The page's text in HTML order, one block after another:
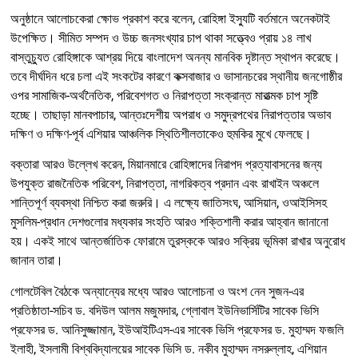
অনুষ্ঠানে আলোচকেরা ক্ষোভ প্রকাশ করে বলেন, রোহিঙ্গা ইস্যুটি বর্তমানে অনেকটাই
উপেক্ষিত। সীমিত সম্পদ ও উচ্চ জনসংখ্যার চাপ থাকা সত্ত্বেও প্রায় ১৪ লাখ
বাস্তুচ্যুত রোহিঙ্গাকে আশ্রয় দিয়ে বাংলাদেশ অনন্য মানবিক দৃষ্টান্ত স্থাপন করেছে।
তবে দীর্ঘদিন ধরে চলা এই সংকটের কারণে কক্সবাজার ও ভাসানচরের স্থানীয় জনগোষ্ঠীর
ওপর সামাজিক-অর্থনৈতিক, পরিবেশগত ও নিরাপত্তা সংক্রান্ত মারাত্মক চাপ সৃষ্টি
হচ্ছে। তাছাড়া মানবপাচার, আন্তঃদেশীয় অপরাধ ও সমুদ্রপথের নিরাপত্তার অভাব
দক্ষিণ ও দক্ষিণ-পূর্ব এশিয়ার আঞ্চলিক স্থিতিশীলতাকেও হুমকির মুখে ফেলছে।
বক্তারা আরও উল্লেখ করেন, মিয়ানমারে রোহিঙ্গাদের নিরাপদ প্রত্যাবাসনের জন্য
উপযুক্ত রাজনৈতিক পরিবেশ, নিরাপত্তা, নাগরিকত্ব প্রদান এবং রাখাইন অঞ্চলে
শান্তিপূর্ণ ব্যবস্থা নিশ্চিত করা জরুরি। এ লক্ষ্যে জাতিসংঘ, আসিয়ান, ওআইসিসহ
মুসলিম-প্রধান দেশগুলোর মধ্যকার সংহতি আরও শক্তিশালী করার আহ্বান জানানো
হয়। একই সাথে আন্তর্জাতিক ফোরামে তুরস্ককে আরও সক্রিয় ভূমিকা রাখার অনুরোধ
জানান তারা।
গোলটেবিল বৈঠকে অন্যান্যের মধ্যে আরও আলোচনা ও অংশ নেন সুজন-এর
প্রতিষ্ঠাতা-সচিব ড. বদিউল আলম মজুমদার, গ্লোবাল ইউনিভার্সিটির সাবেক ভিসি
প্রফেসর ড. আনিসুজ্জামান, ইউআইটিএস-এর সাবেক ভিসি প্রফেসর ড. মুহাম্মদ ফজলি
ইলাহী, ইসলামী বিশ্ববিদ্যালয়ের সাবেক ভিসি ড. নকীব মুহাম্মদ নসরুল্লাহ, এশিয়ান